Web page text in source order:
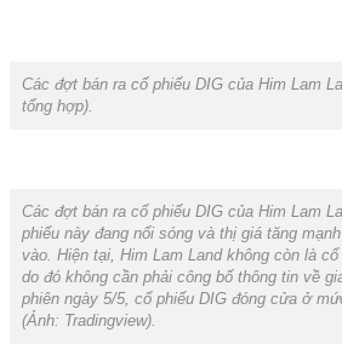
Các đợt bán ra cổ phiếu DIG của Him Lam
tổng hợp).
Các đợt bán ra cổ phiếu DIG của Him Lam
phiếu này đang nổi sóng và thị giá tăng
vào. Hiện tại, Him Lam Land không còn là
do đó không cần phải công bố thông tin về
phiên ngày 5/5, cổ phiếu DIG đóng cửa ở
(Ảnh: Tradingview).